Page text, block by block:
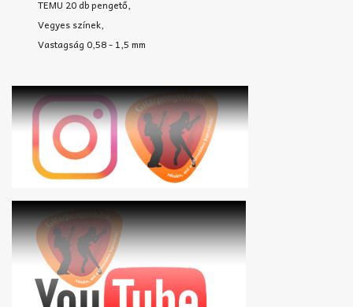
TEMU 20 db pengető,
Vegyes színek,
Vastagság 0,58 - 1,5 mm